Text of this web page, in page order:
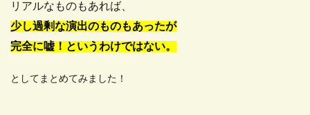
リアルなものもあれば、
少し過剰な演出のものもあったが
完全に嘘！というわけではない。
としてまとめてみました！